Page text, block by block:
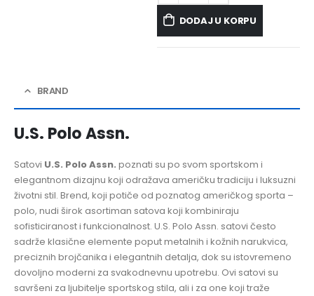
DODAJ U KORPU
BRAND
U.S. Polo Assn.
Satovi U.S. Polo Assn. poznati su po svom sportskom i
elegantnom dizajnu koji odražava američku tradiciju i luksuzni
životni stil. Brend, koji potiče od poznatog američkog sporta –
polo, nudi širok asortiman satova koji kombiniraju
sofisticiranost i funkcionalnost. U.S. Polo Assn. satovi često
sadrže klasične elemente poput metalnih i kožnih narukvica,
preciznih brojčanika i elegantnih detalja, dok su istovremeno
dovoljno moderni za svakodnevnu upotrebu. Ovi satovi su
savršeni za ljubitelje sportskog stila, ali i za one koji traže